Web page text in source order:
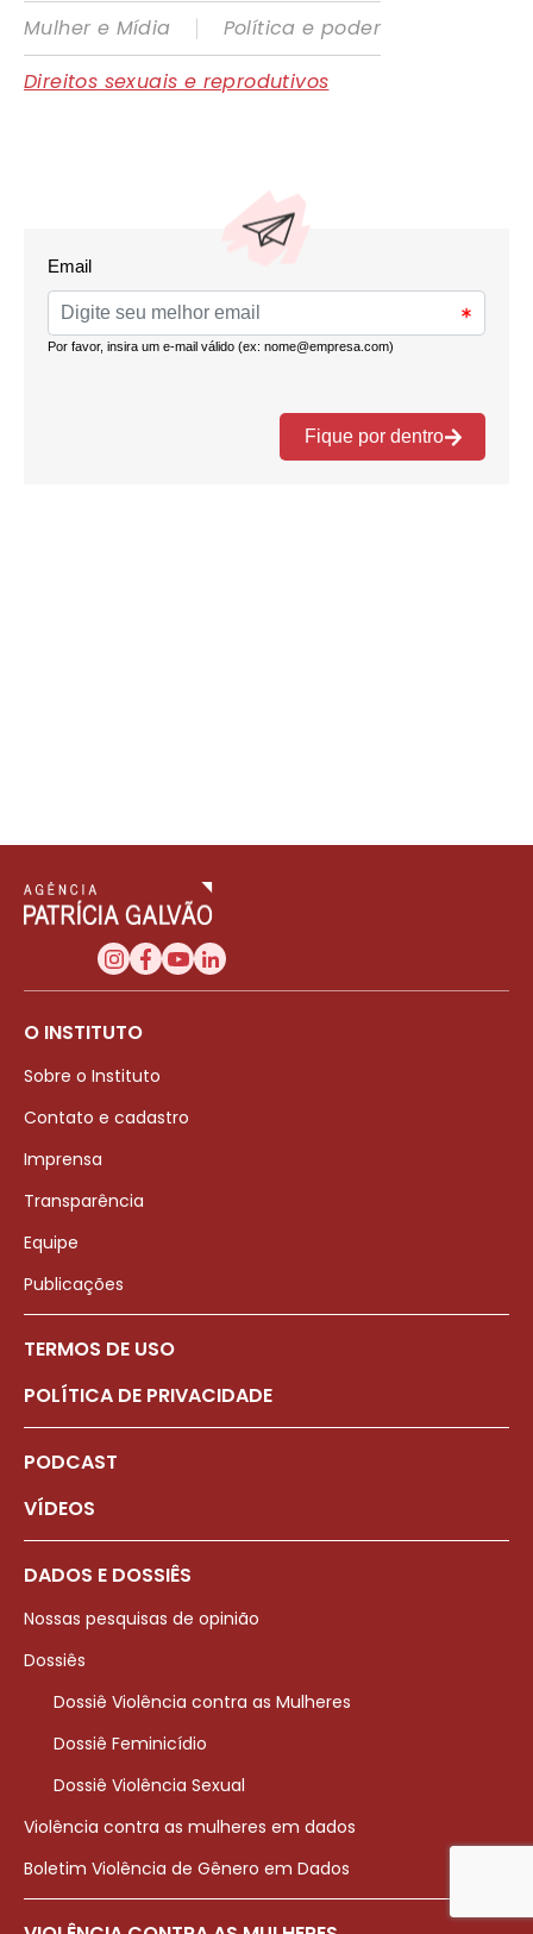
Mulher e Mídia
|
Política e poder
Direitos sexuais e reprodutivos
O INSTITUTO
Sobre o Instituto
Contato e cadastro
Imprensa
Transparência
Equipe
Publicações
TERMOS DE USO
POLÍTICA DE PRIVACIDADE
PODCAST
VÍDEOS
DADOS E DOSSIÊS
Nossas pesquisas de opinião
Dossiês
Dossiê Violência contra as Mulheres
Dossiê Feminicídio
Dossiê Violência Sexual
Violência contra as mulheres em dados
Boletim Violência de Gênero em Dados